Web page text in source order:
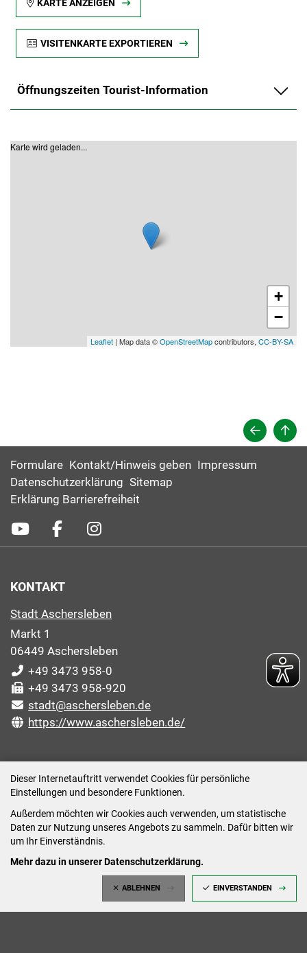
Dieser Internetauftritt verwendet Cookies für persönliche
Einstellungen und besondere Funktionen.
Außerdem möchten wir Cookies auch verwenden, um statistische
Daten zur Nutzung unseres Angebots zu sammeln. Dafür bitten wir
um Ihr Einverständnis.
Mehr dazu in unserer Datenschutzerklärung.
ABLEHNEN EINVERSTANDEN
KARTE ANZEIGEN
VISITENKARTE EXPORTIEREN
Öffnungszeiten Tourist-Information
Karte wird geladen...
+
−
Leaflet | Map data ©OpenStreetMapcontributors, CC-BY-SA
Formulare Kontakt/Hinweis geben Impressum
Datenschutzerklärung Sitemap
Erklärung Barrierefreiheit
KONTAKT
Stadt Aschersleben
Markt 1
06449 Aschersleben
+49 3473 958-0
+49 3473 958-920
stadt@aschersleben.de
https://www.aschersleben.de/
Montag: 09:00-12:00 /14:00-15:00 Uhr
Dienstag: 09:00-12:00 /14:00-16:00 Uhr
Mittwoch: 09:00 - 12:00 Uhr (nach vorheriger
Donnerstag: 09:00-12:00 /14:00-18:00 Uhr
Freitag: 09:00-12:00 Uhr